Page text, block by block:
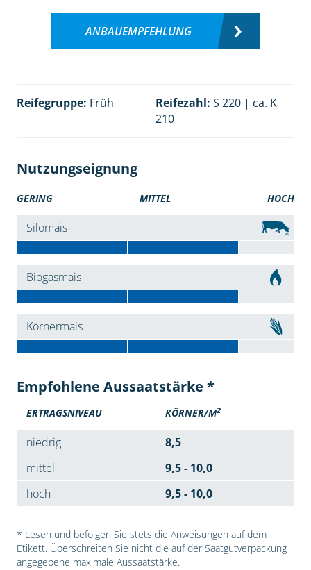
ANBAUEMPFEHLUNG
Reifegruppe: Früh Reifezahl: S 220 | ca. K
210
Nutzungseignung
GERING MITTEL HOCH
Silomais
Biogasmais
Körnermais
Empfohlene Aussaatstärke *
ERTRAGSNIVEAU KÖRNER/M2
niedrig
8,5
mittel
9,5 - 10,0
hoch
9,5 - 10,0
* Lesen und befolgen Sie stets die Anweisungen auf dem
Etikett. Überschreiten Sie nicht die auf der Saatgutverpackung
angegebene maximale Aussaatstärke.